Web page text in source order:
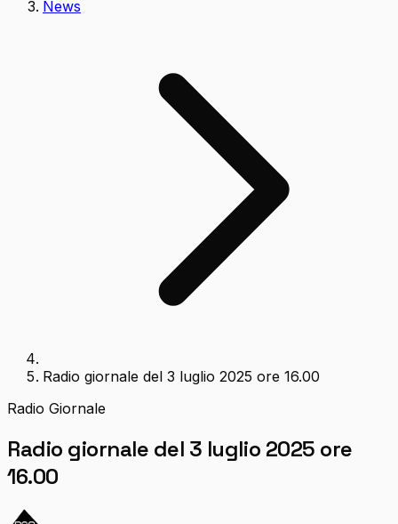
News
Radio giornale del 3 luglio 2025 ore 16.00
Radio Giornale
Radio giornale del 3 luglio 2025 ore
16.00